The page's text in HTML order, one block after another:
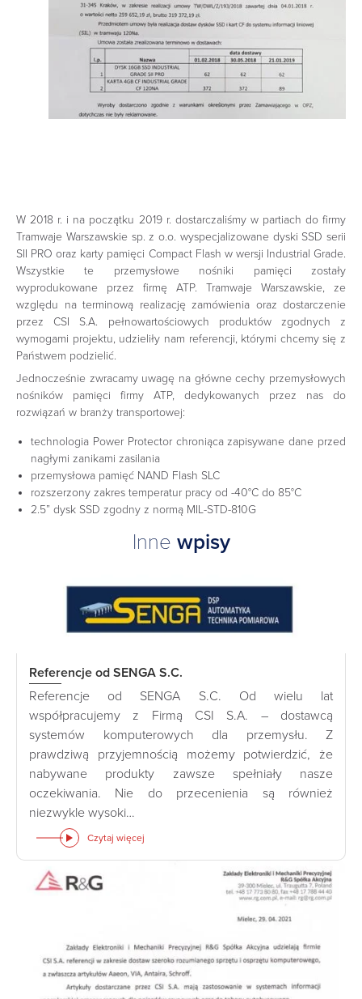
W 2018 r. i na początku 2019 r. dostarczaliśmy w partiach do firmy
Tramwaje Warszawskie sp. z o.o. wyspecjalizowane dyski SSD serii
SII PRO oraz karty pamięci Compact Flash w wersji Industrial Grade.
Wszystkie te przemysłowe nośniki pamięci zostały
wyprodukowane przez firmę ATP. Tramwaje Warszawskie, ze
względu na terminową realizację zamówienia oraz dostarczenie
przez CSI S.A. pełnowartościowych produktów zgodnych z
wymogami projektu, udzieliły nam referencji, którymi chcemy się z
Państwem podzielić.
Jednocześnie zwracamy uwagę na główne cechy przemysłowych
nośników pamięci firmy ATP, dedykowanych przez nas do
rozwiązań w branży transportowej:
technologia Power Protector chroniąca zapisywane dane przed
nagłymi zanikami zasilania
przemysłowa pamięć NAND Flash SLC
rozszerzony zakres temperatur pracy od -40°C do 85°C
2.5” dysk SSD zgodny z normą MIL-STD-810G
Inne wpisy
Referencje od SENGA S.C.
Referencje od SENGA S.C. Od wielu lat
współpracujemy z Firmą CSI S.A. – dostawcą
systemów komputerowych dla przemysłu. Z
prawdziwą przyjemnością możemy potwierdzić, że
nabywane produkty zawsze spełniały nasze
oczekiwania. Nie do przecenienia są również
niezwykle wysoki…
Czytaj więcej